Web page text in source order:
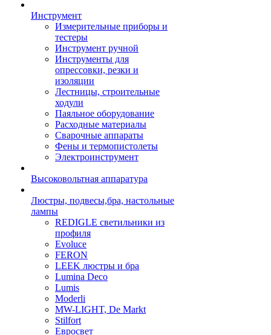
Инструмент
Измерительные приборы и
тестеры
Инструмент ручной
Инструменты для
опрессовки, резки и
изоляции
Лестницы, строительные
ходули
Паяльное оборудование
Расходные материалы
Сварочные аппараты
Фены и термопистолеты
Электроинструмент
Высоковольтная аппаратура
Люстры, подвесы,бра, настольные
лампы
REDIGLE светильники из
профиля
Evoluce
FERON
LEEK люстры и бра
Lumina Deco
Lumis
Moderli
MW-LIGHT, De Markt
Stilfort
Евросвет